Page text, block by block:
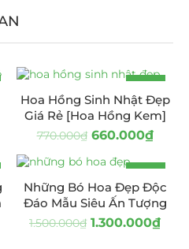
-14%
Hoa Hồng Sinh Nhật Đẹp
Giá Rẻ [Hoa Hồng Kem]
770.000₫ 660.000₫
-13%
Những Bó Hoa Đẹp Độc
Đáo Mẫu Siêu Ấn Tượng
1.500.000₫ 1.300.000₫